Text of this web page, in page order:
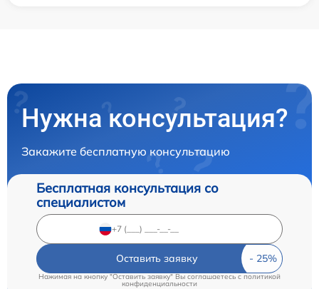
Нужна консультация?
Закажите бесплатную консультацию
Бесплатная консультация со
специалистом
Оставить заявку
Нажимая на кнопку "Оставить заявку" Вы соглашаетесь cполитикой
конфиденциальности